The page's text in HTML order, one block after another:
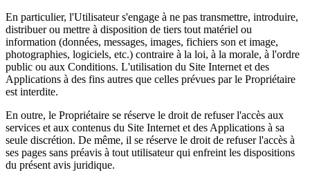
En particulier, l'Utilisateur s'engage à ne pas transmettre, introduire,
distribuer ou mettre à disposition de tiers tout matériel ou
information (données, messages, images, fichiers son et image,
photographies, logiciels, etc.) contraire à la loi, à la morale, à l'ordre
public ou aux Conditions. L'utilisation du Site Internet et des
Applications à des fins autres que celles prévues par le Propriétaire
est interdite.
En outre, le Propriétaire se réserve le droit de refuser l'accès aux
services et aux contenus du Site Internet et des Applications à sa
seule discrétion. De même, il se réserve le droit de refuser l'accès à
ses pages sans préavis à tout utilisateur qui enfreint les dispositions
du présent avis juridique.